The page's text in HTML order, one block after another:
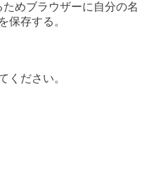
めブラウザーに自分の名
保存する。
ください。